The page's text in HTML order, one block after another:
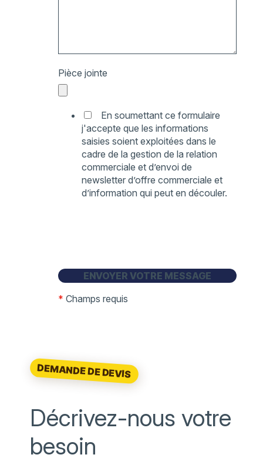
Pièce jointe
En soumettant ce formulaire
j'accepte que les informations
saisies soient exploitées dans le
cadre de la gestion de la relation
commerciale et d’envoi de
newsletter d’offre commerciale et
d’information qui peut en découler.
* Champs requis
DEMANDE DE DEVIS
Décrivez-nous votre
besoin